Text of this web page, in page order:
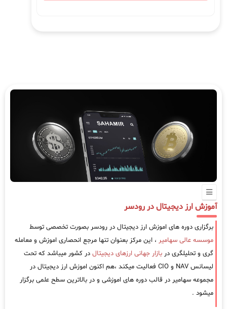
آموزش ارز دیجیتال در رودسر
برگزاری دوره های اموزش ارز دیجیتال در رودسر بصورت تخصصی توسط
موسسه عالی سهامیر ، این مرکز بعنوان تنها مرجع انحصاری اموزش و معامله
گری و تحلیلگری در بازار جهانی ارزهای دیجیتال در کشور میباشد که تحت
لیسانس NAV و CIO فعالیت میکند ،هم اکنون اموزش ارز دیجیتال در
مجموعه سهامیر در قالب دوره های اموزشی و در بالاترین سطح علمی برگزار
میشود .